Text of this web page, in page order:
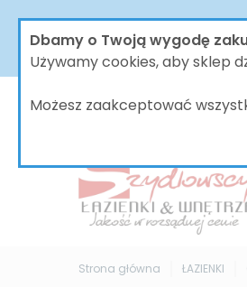
Dbamy o Twoją wygodę
Używamy cookies, aby sklep
Możesz zaakceptować
W dniach od 30.07 do
bez zmian,
Strona główna ŁAZIENKI